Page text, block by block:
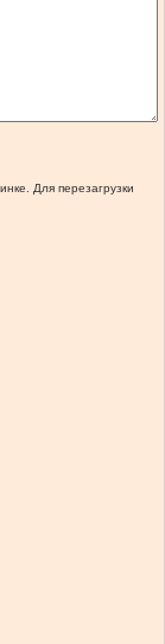
Для перезагрузки